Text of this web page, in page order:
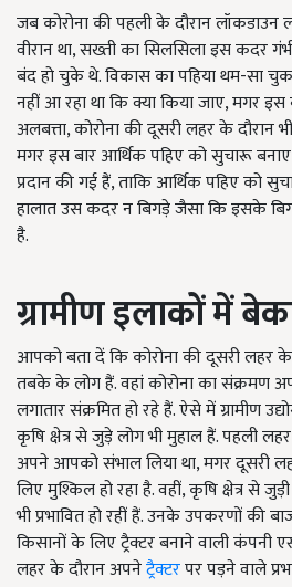
जब कोरोना की पहली के दौरान लॉकडाउन
वीरान था, सख्ती का सिलसिला इस कदर
बंद हो चुके थे. विकास का पहिया थम-सा
नहीं आ रहा था कि क्या किया जाए, मगर
अलबत्ता, कोरोना की दूसरी लहर के दौरान
मगर इस बार आर्थिक पहिए को सुचारू
प्रदान की गई हैं, ताकि आर्थिक पहिए को
हालात उस कदर न बिगड़े जैसा कि इसके
है.
ग्रामीणइलाकोंमें
आपको बता दें कि कोरोना की दूसरी लहर के
तबके के लोग हैं. वहां कोरोना का संक्रमण
लगातार संक्रमित हो रहे हैं. ऐसे में ग्रामीण
कृषि क्षेत्र से जुड़े लोग भी मुहाल हैं. पहली
अपने आपको संभाल लिया था, मगर दूसरी
लिए मुश्किल हो रहा है. वहीं, कृषि क्षेत्र से
भी प्रभावित हो रहीं हैं. उनके उपकरणों की
किसानों के लिए ट्रैक्टर बनाने वाली कंपनी
लहर के दौरान अपनेट्रैक्टरपर पड़ने वाले